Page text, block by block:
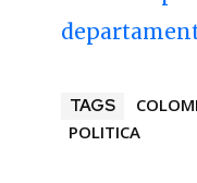
TAGS
POLITICA